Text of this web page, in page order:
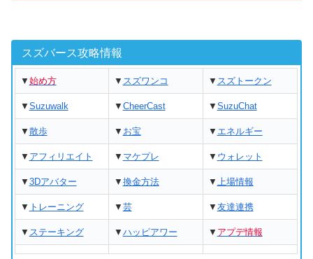
スズバース攻略情報
▼ 始め方 ▼ スズワンコ ▼ スズトークン
▼ Suzuwalk ▼ CheerCast ▼ SuzuChat
▼ 散歩 ▼ お宝 ▼ エネルギー
▼ アフィリエイト ▼ マケプレ ▼ ウォレット
▼ 3Dアバター ▼ 換金方法 ▼ 上場情報
▼ トレーニング ▼ 芸 ▼ 友達連携
▼ ステーキング ▼ ハッピアワー ▼ アプデ情報